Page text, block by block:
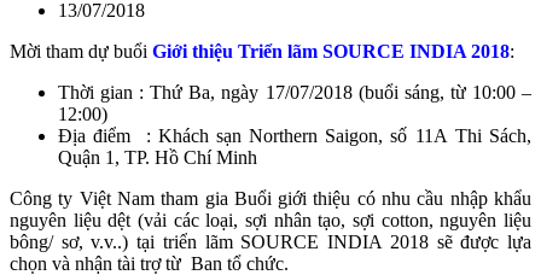
13/07/2018
Mời tham dự buổi Giới thiệu Triển lãm SOURCE INDIA 2018:
Thời gian : Thứ Ba, ngày 17/07/2018 (buổi sáng, từ 10:00 –
12:00)
Địa điểm : Khách sạn Northern Saigon, số 11A Thi Sách,
Quận 1, TP. Hồ Chí Minh
Công ty Việt Nam tham gia Buổi giới thiệu có nhu cầu nhập khẩu
nguyên liệu dệt (vải các loại, sợi nhân tạo, sợi cotton, nguyên liệu
bông/ sơ, v.v..) tại triển lãm SOURCE INDIA 2018 sẽ được lựa
chọn và nhận tài trợ từ Ban tổ chức.